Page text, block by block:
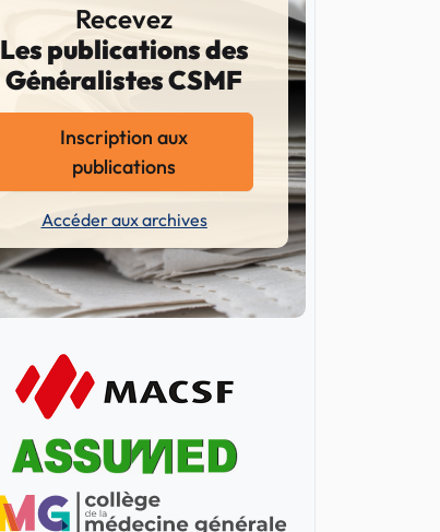
Recevez
Les publications des
Généralistes CSMF
Inscription aux
publications
Accéder aux archives